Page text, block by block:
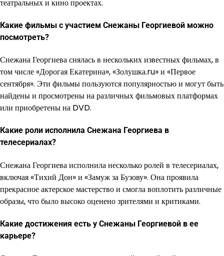
театральных и кино проектах.
Какие фильмы с участием Снежаны Георгиевой можно
посмотреть?
Снежана Георгиева снялась в нескольких известных фильмах, в
том числе «Дорогая Екатерина», «Золушка.ru» и «Первое
сентября». Эти фильмы пользуются популярностью и могут быть
найдены и просмотрены на различных фильмовых платформах
или приобретены на DVD.
Какие роли исполнила Снежана Георгиева в
телесериалах?
Снежана Георгиева исполнила несколько ролей в телесериалах,
включая «Тихий Дон» и «Замуж за Бузову». Она проявила
прекрасное актерское мастерство и смогла воплотить различные
образы, что было высоко оценено зрителями и критиками.
Какие достижения есть у Снежаны Георгиевой в ее
карьере?